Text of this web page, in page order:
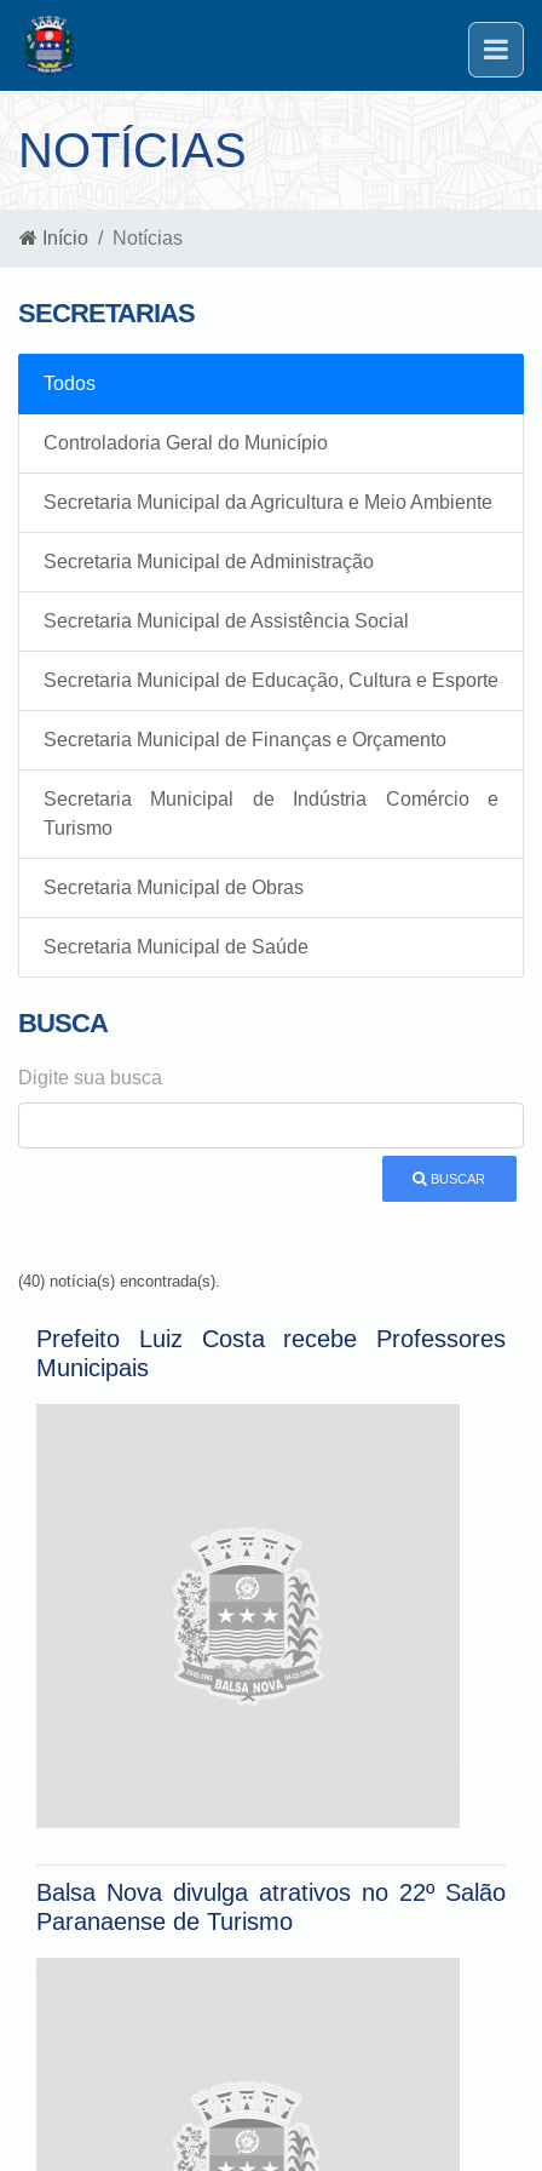
NOTÍCIAS
Início Notícias
SECRETARIAS
Todos
Controladoria Geral do Município
Secretaria Municipal da Agricultura e Meio Ambiente
Secretaria Municipal de Administração
Secretaria Municipal de Assistência Social
Secretaria Municipal de Educação, Cultura e Esporte
Secretaria Municipal de Finanças e Orçamento
Secretaria Municipal de Indústria Comércio e
Turismo
Secretaria Municipal de Obras
Secretaria Municipal de Saúde
BUSCA
Digite sua busca
BUSCAR
(40) notícia(s) encontrada(s).
Prefeito Luiz Costa recebe Professores
Municipais
Balsa Nova divulga atrativos no 22º Salão
Paranaense de Turismo